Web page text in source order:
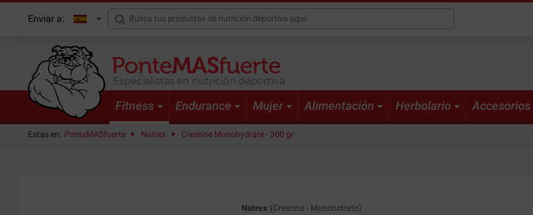
Enviar a:
Especialistas en nutrición deportiva
Fitness Endurance Mujer Alimentación Herbolario Accesorios
Estás en: PonteMASfuerte Nutrex Creatine Monohydrate - 300 gr
Nutrex (Creatina - Monohidrato)